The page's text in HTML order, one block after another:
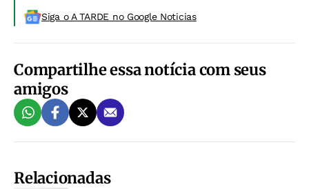
Siga o A TARDE no Google Noticias
Compartilhe essa notícia com seus
amigos
Relacionadas